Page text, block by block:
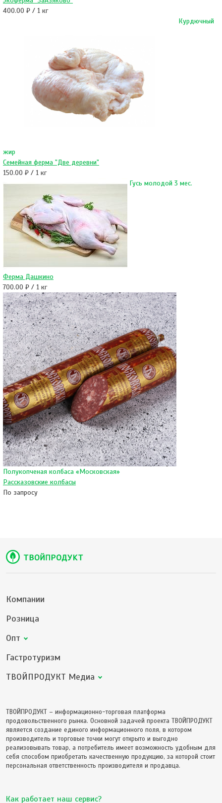
400.00 ₽ / 1 кг
Курдючный
жир
Семейная ферма "Две деревни"
150.00 ₽ / 1 кг
Гусь молодой 3 мес.
Ферма Дашкино
700.00 ₽ / 1 кг
Полукопченая колбаса «Московская»
Рассказовские колбасы
По запросу
Компании
Розница
Опт
Гастротуризм
ТВОЙПРОДУКТ Медиа
ТВОЙПРОДУКТ – информационно-торговая платформа
продовольственного рынка. Основной задачей проекта ТВОЙПРОДУКТ
является создание единого информационного поля, в котором
производитель и торговые точки могут открыто и выгодно
реализовывать товар, а потребитель имеет возможность удобным для
себя способом приобретать качественную продукцию, за которой стоит
персональная ответственность производителя и продавца.
Как работает наш сервис?